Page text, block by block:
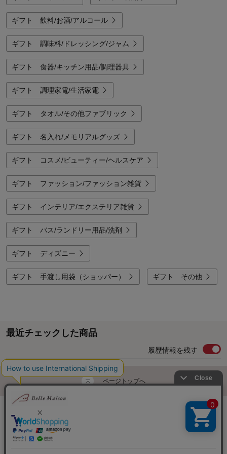
ギフト 飲料/お酒/アルコール
ギフト 調味料/ドレッシング/ジャム
ギフト 食器/キッチン用品/調理器具
ギフト 調理家電/生活家電
ギフト タオル/その他ファブリック
ギフト 名入れ/メモリアルグッズ
ギフト コスメ/ビューティー/ヘルスケア
ギフト ファッション/ファッション雑貨
ギフト インテリア/エクステリア雑貨
ギフト バス/ランドリー用品/洗剤
ギフト ディズニー
ギフト 手渡し用袋（ショッパー） ギフト その他
最近チェックした商品
履歴情報を残す
ページトップへ
ご利用ガイド・お知らせ
サイトマップ